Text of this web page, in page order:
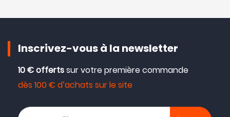
Inscrivez-vous à la newsletter
10 € offertssur votre première commande
dès 100 € d’achats sur le site